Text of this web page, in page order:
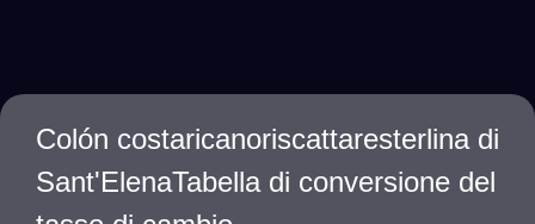
Colón costaricanoriscattaresterlina di
Sant'ElenaTabella di conversione del